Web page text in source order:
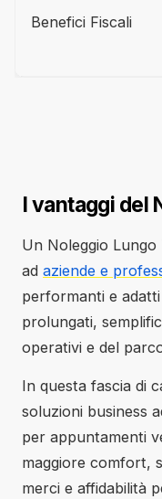
Benefici Fiscali
I vantaggi del
Un Noleggio
ad aziende e
performanti e
prolungati,
operativi e del
In questa fascia di
soluzioni business
per appuntamenti
maggiore comfort,
merci e affidabilità